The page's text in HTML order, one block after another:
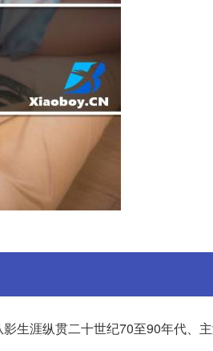
生涯纵贯二十世纪70至90年代、